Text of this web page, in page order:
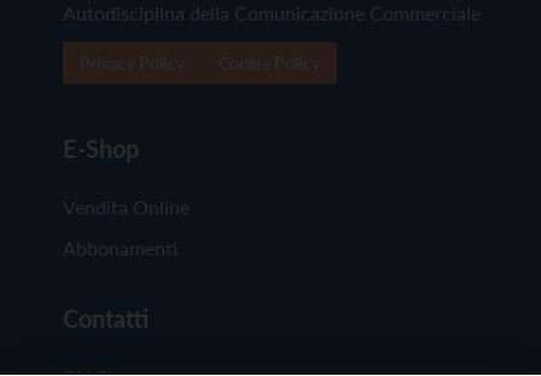
Autodisciplina della Comunicazione Commerciale
E-Shop
Vendita Online
Abbonamenti
Contatti